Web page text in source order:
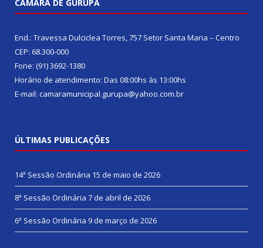
CÂMARA DE GURUPÁ
End.: Travessa Dulciclea Torres, 757 Setor Santa Maria – Centro
CEP: 68.300-000
Fone: (91) 3692-1380
Horário de atendimento: Das 08:00hs às 13:00hs
E-mail: camaramunicipal.gurupa@yahoo.com.br
ÚLTIMAS PUBLICAÇÕES
14ª Sessão Ordinária 15 de maio de 2026
8ª Sessão Ordinária 7 de abril de 2026
6ª Sessão Ordinária 9 de março de 2026